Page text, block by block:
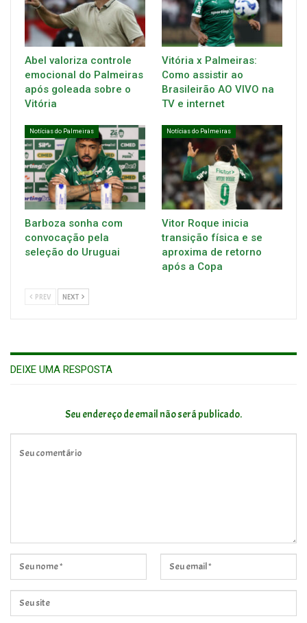
Abel valoriza controle
emocional do Palmeiras
após goleada sobre o
Vitória
Vitória x Palmeiras:
Como assistir ao
Brasileirão AO VIVO na
TV e internet
Notícias do Palmeiras
Barboza sonha com
convocação pela
seleção do Uruguai
Notícias do Palmeiras
Vitor Roque inicia
transição física e se
aproxima de retorno
após a Copa
PREV NEXT
DEIXE UMA RESPOSTA
Seu endereço de email não será publicado.